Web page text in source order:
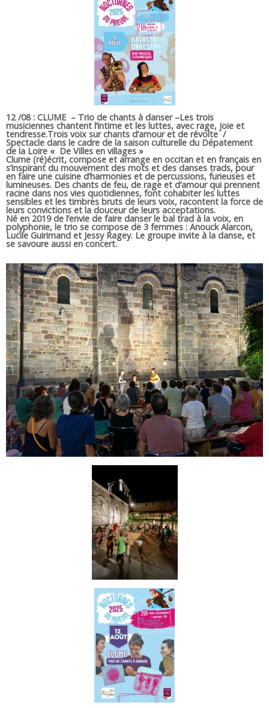
12 /08 : CLUME – Trio de chants à danser –Les trois
musiciennes chantent l’intime et les luttes, avec rage, joie et
tendresse.Trois voix sur chants d’amour et de révolte /
Spectacle dans le cadre de la saison culturelle du Dépatement
de la Loire « De Villes en villages »
Clume (ré)écrit, compose et arrange en occitan et en français en
s’inspirant du mouvement des mots et des danses trads, pour
en faire une cuisine d’harmonies et de percussions, furieuses et
lumineuses. Des chants de feu, de rage et d’amour qui prennent
racine dans nos vies quotidiennes, font cohabiter les luttes
sensibles et les timbres bruts de leurs voix, racontent la force de
leurs convictions et la douceur de leurs acceptations.
Né en 2019 de l’envie de faire danser le bal trad à la voix, en
polyphonie, le trio se compose de 3 femmes : Anouck Alarcon,
Lucile Guirimand et Jessy Ragey. Le groupe invite à la danse, et
se savoure aussi en concert.